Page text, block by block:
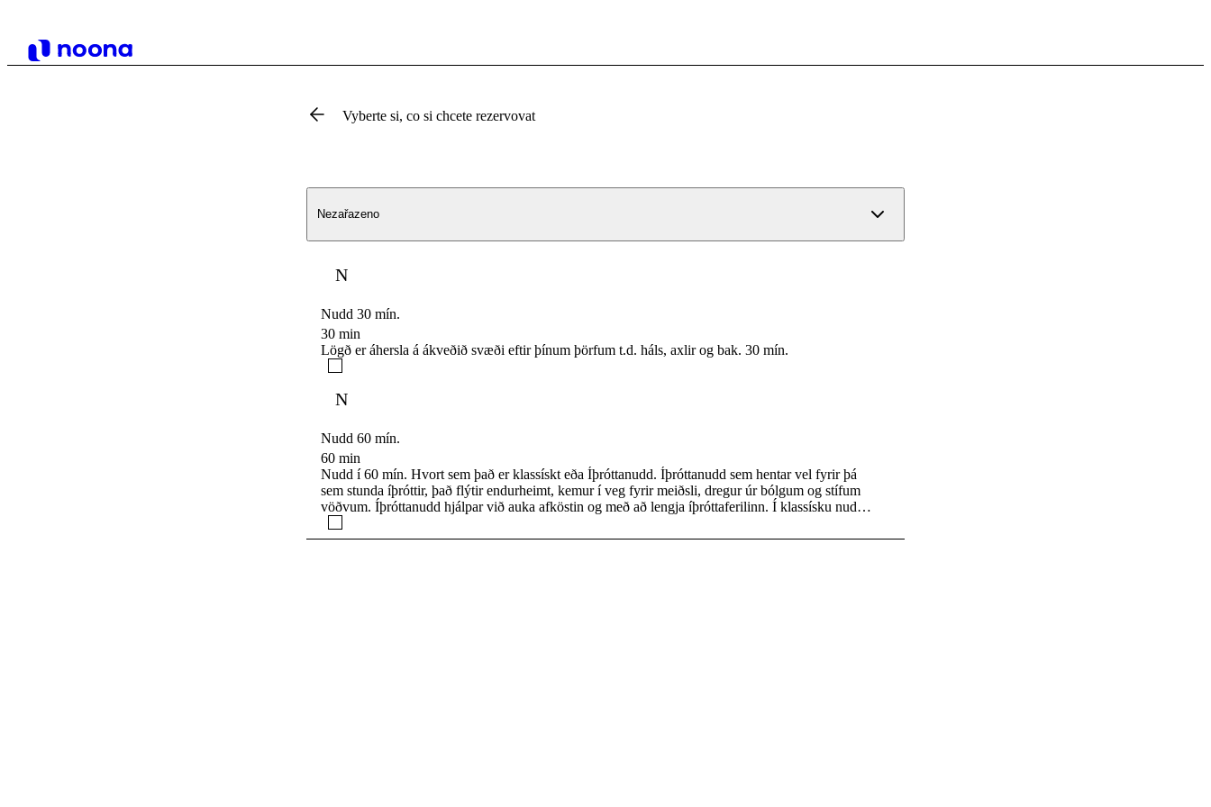
Vyberte si, co si chcete rezervovat
Nezařazeno
N
Nudd 30 mín.
30 min
Lögð er áhersla á ákveðið svæði eftir þínum þörfum t.d. háls, axlir og bak. 30 mín.
N
Nudd 60 mín.
60 min
Nudd í 60 mín. Hvort sem það er klassískt eða Íþróttanudd. Íþróttanudd sem hentar vel fyrir þá
sem stunda íþróttir, það flýtir endurheimt, kemur í veg fyrir meiðsli, dregur úr bólgum og stífum
vöðvum. Íþróttanudd hjálpar við auka afköstin og með að lengja íþróttaferilinn. Í klassísku nuddi
auknu blóðflæði og hreyfigetu.